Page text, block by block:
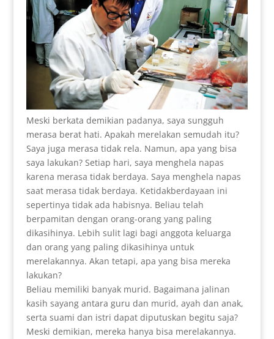
Meski berkata demikian padanya, saya sungguh
merasa berat hati. Apakah merelakan semudah itu?
Saya juga merasa tidak rela. Namun, apa yang bisa
saya lakukan? Setiap hari, saya menghela napas
karena merasa tidak berdaya. Saya menghela napas
saat merasa tidak berdaya. Ketidakberdayaan ini
sepertinya tidak ada habisnya. Beliau telah
berpamitan dengan orang-orang yang paling
dikasihinya. Lebih sulit lagi bagi anggota keluarga
dan orang yang paling dikasihinya untuk
merelakannya. Akan tetapi, apa yang bisa mereka
lakukan?
Beliau memiliki banyak murid. Bagaimana jalinan
kasih sayang antara guru dan murid, ayah dan anak,
serta suami dan istri dapat diputuskan begitu saja?
Meski demikian, mereka hanya bisa merelakannya.